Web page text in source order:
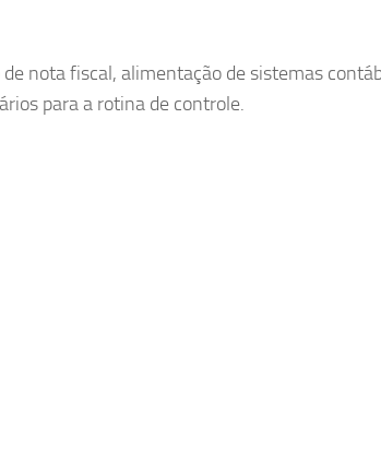
nota fiscal, alimentação de sistemas
para a rotina de controle.